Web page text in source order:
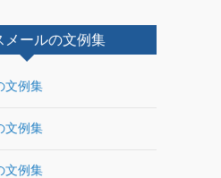
メールの文例集
文例集
文例集
文例集